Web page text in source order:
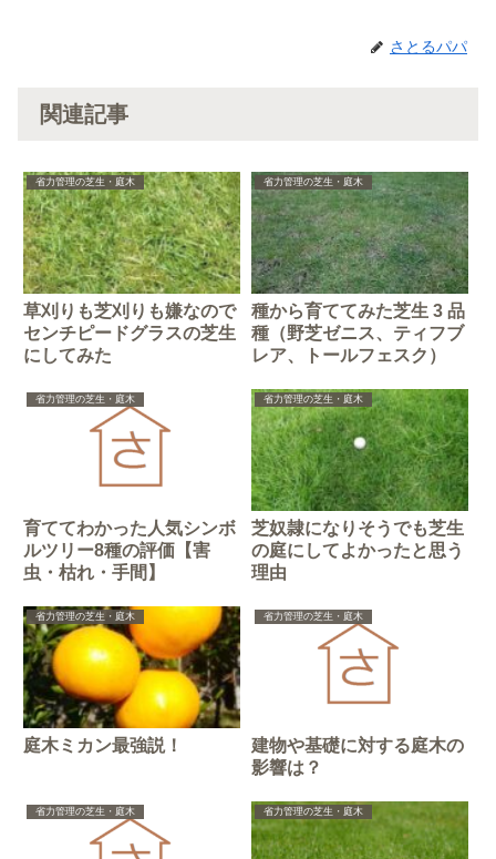
さとるパパ
関連記事
省力管理の芝生・庭木
草刈りも芝刈りも嫌なので
センチピードグラスの芝生
にしてみた
省力管理の芝生・庭木
種から育ててみた芝生 3 品
種（野芝ゼニス、ティフブ
レア、トールフェスク）
省力管理の芝生・庭木
育ててわかった人気シンボ
ルツリー8種の評価【害
虫・枯れ・手間】
省力管理の芝生・庭木
芝奴隷になりそうでも芝生
の庭にしてよかったと思う
理由
省力管理の芝生・庭木
庭木ミカン最強説！
省力管理の芝生・庭木
建物や基礎に対する庭木の
影響は？
省力管理の芝生・庭木 省力管理の芝生・庭木